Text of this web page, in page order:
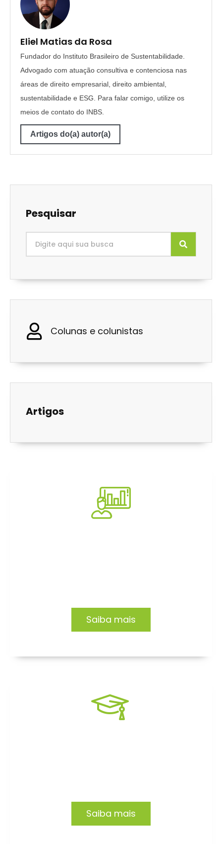
Eliel Matias da Rosa
Fundador do Instituto Brasileiro de Sustentabilidade.
Advogado com atuação consultiva e contenciosa nas
áreas de direito empresarial, direito ambiental,
sustentabilidade e ESG. Para falar comigo, utilize os
meios de contato do INBS.
Artigos do(a) autor(a)
Pesquisar
Colunas e colunistas
Artigos
Saiba mais
Saiba mais